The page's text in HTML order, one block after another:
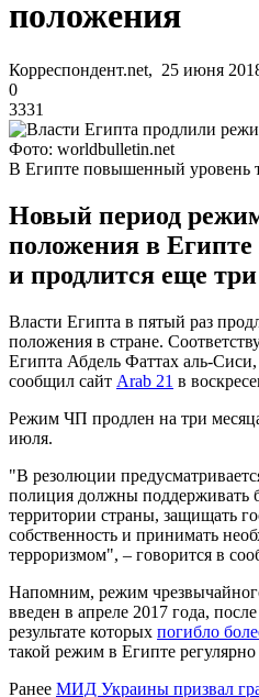
положения
Корреспондент.net, 25 июня
0
3331
Фото: worldbulletin.net
В Египте повышенный уровень
Новый период
положения в
и продлится еще
Власти Египта в пятый раз
положения в стране.
Египта Абдель Фаттах аль-Сиси,
сообщил сайт Arab 21 в
Режим ЧП продлен на три
июля.
"В резолюции
полиция должны поддерживать
территории страны, защищать
собственность и принимать
терроризмом", – говорится в
Напомним, режим
введен в апреле 2017 года,
результате которых погибло
такой режим в Египте
Ранее МИД Украины призвал